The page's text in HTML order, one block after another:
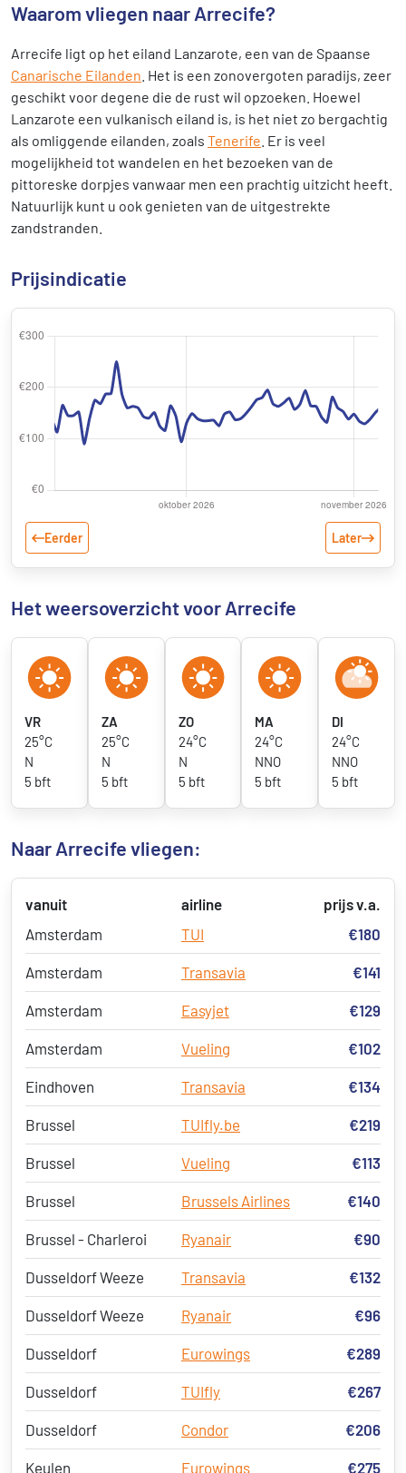
Waarom vliegen naar Arrecife?
Arrecife ligt op het eiland Lanzarote, een van de Spaanse
Canarische Eilanden . Het is een zonovergoten paradijs, zeer
geschikt voor degene die de rust wil opzoeken. Hoewel
Lanzarote een vulkanisch eiland is, is het niet zo bergachtig
als omliggende eilanden, zoals Tenerife . Er is veel
mogelijkheid tot wandelen en het bezoeken van de
pittoreske dorpjes vanwaar men een prachtig uitzicht heeft.
Natuurlijk kunt u ook genieten van de uitgestrekte
zandstranden.
Prijsindicatie
Eerder Later
Het weersoverzicht voor Arrecife
VR
25°C
N
5 bft
ZA
25°C
N
5 bft
ZO
24°C
N
5 bft
MA
24°C
NNO
5 bft
DI
24°C
NNO
5 bft
Naar Arrecife vliegen:
vanuit airline
prijs v.a.
Amsterdam
TUI €180
Amsterdam Transavia €141
Amsterdam Easyjet €129
Amsterdam Vueling €102
Eindhoven Transavia €134
Brussel TUIfly.be €219
Brussel Vueling €113
Brussel Brussels Airlines €140
Brussel - Charleroi Ryanair €90
Dusseldorf Weeze Transavia €132
Dusseldorf Weeze Ryanair €96
Dusseldorf Eurowings €289
Dusseldorf TUIfly €267
Dusseldorf Condor €206
Keulen Eurowings €275